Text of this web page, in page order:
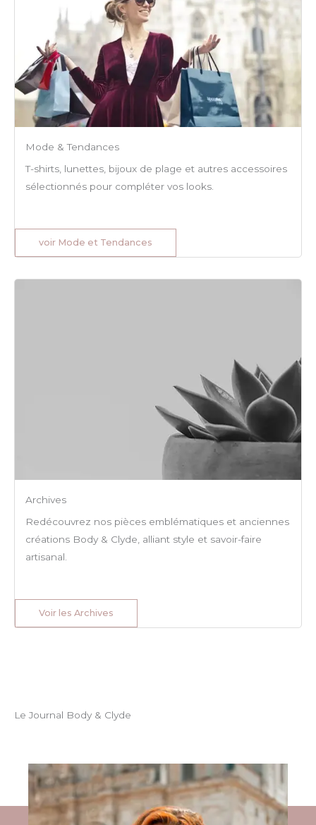
Mode & Tendances
T-shirts, lunettes, bijoux de plage et autres accessoires
sélectionnés pour compléter vos looks.
voir Mode et Tendances
Archives
Redécouvrez nos pièces emblématiques et anciennes
créations Body & Clyde, alliant style et savoir-faire
artisanal.
Voir les Archives
Le Journal Body & Clyde